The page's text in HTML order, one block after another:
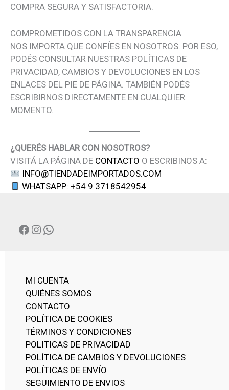
COMPRA SEGURA Y SATISFACTORIA.
COMPROMETIDOS CON LA TRANSPARENCIA
NOS IMPORTA QUE CONFÍES EN NOSOTROS. POR ESO,
PODÉS CONSULTAR NUESTRAS POLÍTICAS DE
PRIVACIDAD, CAMBIOS Y DEVOLUCIONES EN LOS
ENLACES DEL PIE DE PÁGINA. TAMBIÉN PODÉS
ESCRIBIRNOS DIRECTAMENTE EN CUALQUIER
MOMENTO.
¿QUERÉS HABLAR CON NOSOTROS?
VISITÁ LA PÁGINA DE CONTACTO O ESCRIBINOS A:
INFO@TIENDADEIMPORTADOS.COM
WHATSAPP: +54 9 3718542954
FACEBOOK
INSTAGRAM
WHATSAPP
MI CUENTA
QUIÉNES SOMOS
CONTACTO
POLÍTICA DE COOKIES
TÉRMINOS Y CONDICIONES
POLITICAS DE PRIVACIDAD
POLÍTICA DE CAMBIOS Y DEVOLUCIONES
POLÍTICAS DE ENVÍO
SEGUIMIENTO DE ENVIOS